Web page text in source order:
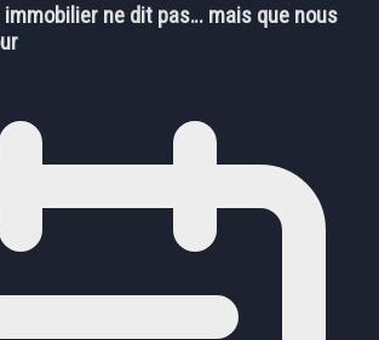
immobilier ne dit pas… mais que nous